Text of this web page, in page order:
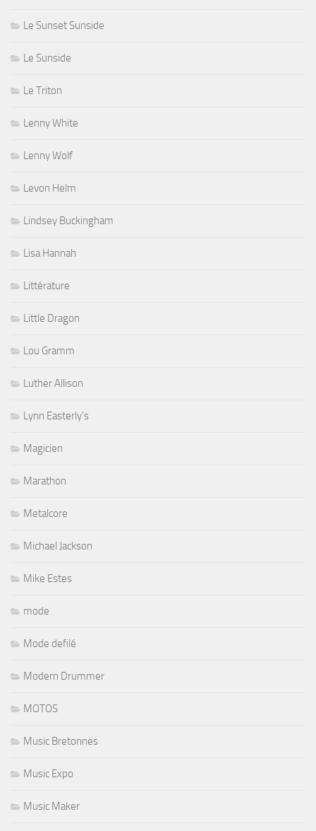
Le Sunset Sunside
Le Sunside
Le Triton
Lenny White
Lenny Wolf
Levon Helm
Lindsey Buckingham
Lisa Hannah
Littérature
Little Dragon
Lou Gramm
Luther Allison
Lynn Easterly's
Magicien
Marathon
Metalcore
Michael Jackson
Mike Estes
mode
Mode defilé
Modern Drummer
MOTOS
Music Bretonnes
Music Expo
Music Maker